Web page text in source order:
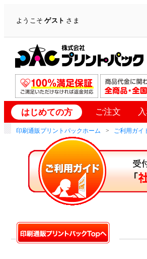
ようこそゲスト さま
はじめての方 ご注文
印刷通販プリントパックホーム ご利用ガイ